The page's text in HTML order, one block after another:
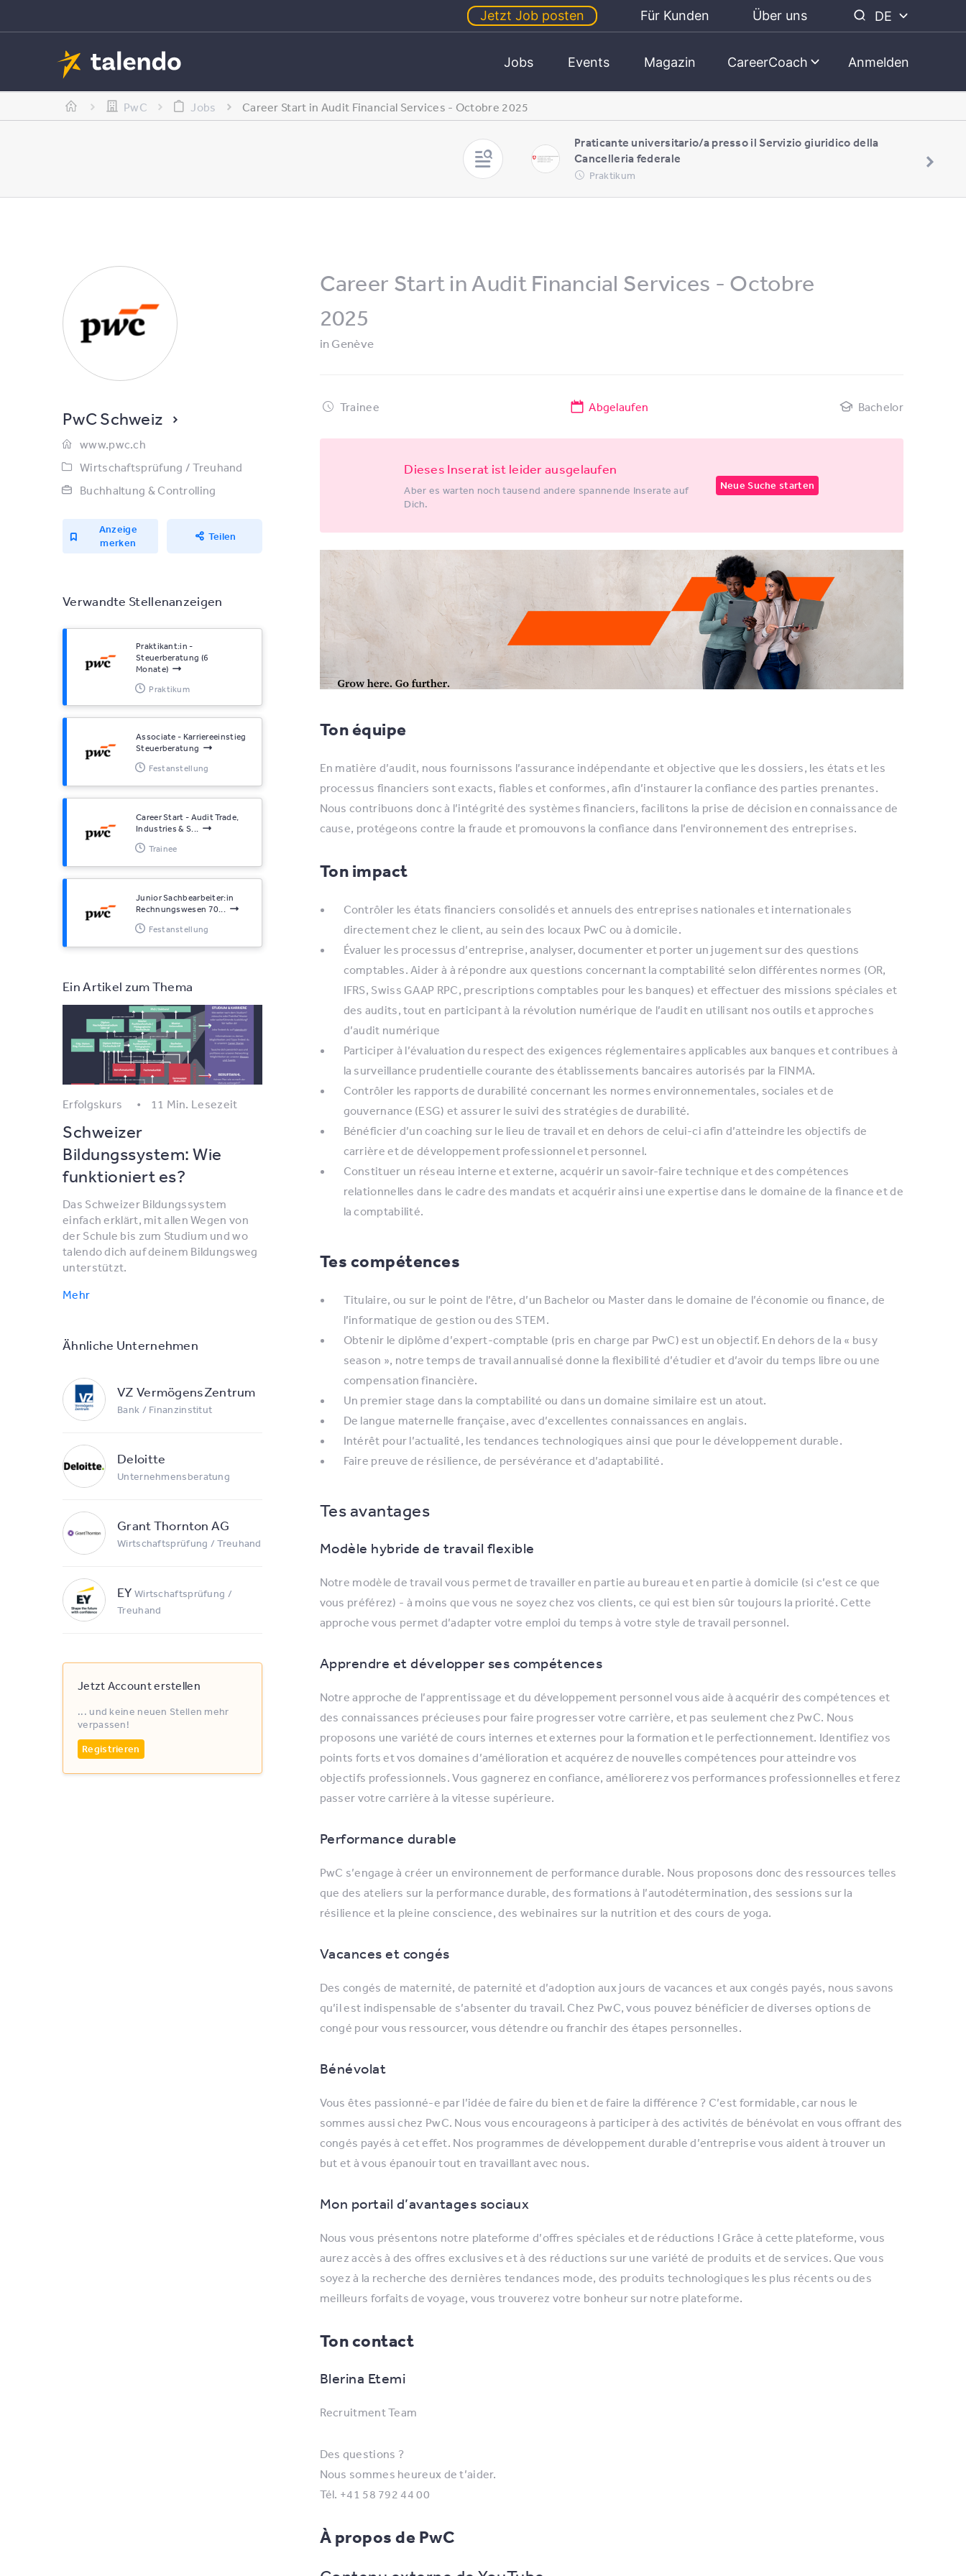
Jetzt Job posten Für Kunden Über uns DE
Jobs Events Magazin CareerCoach Anmelden
PwC Jobs Career Start in Audit Financial Services - Octobre 2025
Praticante universitario/a presso il Servizio giuridico della
Cancelleria federale
Praktikum
PwC Schweiz
www.pwc.ch
Wirtschaftsprüfung / Treuhand
Buchhaltung & Controlling
Anzeige
merken
Teilen
Verwandte Stellenanzeigen
Praktikant:in -
Steuerberatung (6
Monate)
Praktikum
Associate - Karriereeinstieg
Steuerberatung
Festanstellung
Career Start - Audit Trade,
Industries & S...
Trainee
Junior Sachbearbeiter:in
Rechnungswesen 70...
Festanstellung
Ein Artikel zum Thema
Erfolgskurs 11 Min. Lesezeit
Schweizer
Bildungssystem: Wie
funktioniert es?
Das Schweizer Bildungssystem
einfach erklärt, mit allen Wegen von
der Schule bis zum Studium und wo
talendo dich auf deinem Bildungsweg
unterstützt.
Mehr
Ähnliche Unternehmen
VZ VermögensZentrum
Bank / Finanzinstitut
Deloitte
Unternehmensberatung
Grant Thornton AG
Wirtschaftsprüfung / Treuhand
EY Wirtschaftsprüfung /
Treuhand
Jetzt Account erstellen
... und keine neuen Stellen mehr
verpassen!
Registrieren
Career Start in Audit Financial Services - Octobre
2025
inGenève
Trainee Abgelaufen Bachelor
Dieses Inserat ist leider ausgelaufen
Aber es warten noch tausend andere spannende Inserate auf
Dich.
Neue Suche starten
Ton équipe
En matière d’audit, nous fournissons l’assurance indépendante et objective que les dossiers, les états et les
processus financiers sont exacts, fiables et conformes, afin d’instaurer la confiance des parties prenantes.
Nous contribuons donc à l’intégrité des systèmes financiers, facilitons la prise de décision en connaissance de
cause, protégeons contre la fraude et promouvons la confiance dans l’environnement des entreprises.
Ton impact
Contrôler les états financiers consolidés et annuels des entreprises nationales et internationales
directement chez le client, au sein des locaux PwC ou à domicile.
Évaluer les processus d’entreprise, analyser, documenter et porter un jugement sur des questions
comptables. Aider à à répondre aux questions concernant la comptabilité selon différentes normes (OR,
IFRS, Swiss GAAP RPC, prescriptions comptables pour les banques) et effectuer des missions spéciales et
des audits, tout en participant à la révolution numérique de l’audit en utilisant nos outils et approches
d’audit numérique
Participer à l’évaluation du respect des exigences réglementaires applicables aux banques et contribues à
la surveillance prudentielle courante des établissements bancaires autorisés par la FINMA.
Contrôler les rapports de durabilité concernant les normes environnementales, sociales et de
gouvernance (ESG) et assurer le suivi des stratégies de durabilité.
Bénéficier d’un coaching sur le lieu de travail et en dehors de celui-ci afin d’atteindre les objectifs de
carrière et de développement professionnel et personnel.
Constituer un réseau interne et externe, acquérir un savoir-faire technique et des compétences
relationnelles dans le cadre des mandats et acquérir ainsi une expertise dans le domaine de la finance et de
la comptabilité.
Tes compétences
Titulaire, ou sur le point de l’être, d’un Bachelor ou Master dans le domaine de l’économie ou finance, de
l’informatique de gestion ou des STEM.
Obtenir le diplôme d’expert-comptable (pris en charge par PwC) est un objectif. En dehors de la « busy
season », notre temps de travail annualisé donne la flexibilité d’étudier et d’avoir du temps libre ou une
compensation financière.
Un premier stage dans la comptabilité ou dans un domaine similaire est un atout.
De langue maternelle française, avec d’excellentes connaissances en anglais.
Intérêt pour l’actualité, les tendances technologiques ainsi que pour le développement durable.
Faire preuve de résilience, de persévérance et d’adaptabilité.
Tes avantages
Modèle hybride de travail flexible
Notre modèle de travail vous permet de travailler en partie au bureau et en partie à domicile (si c’est ce que
vous préférez) - à moins que vous ne soyez chez vos clients, ce qui est bien sûr toujours la priorité. Cette
approche vous permet d’adapter votre emploi du temps à votre style de travail personnel.
Apprendre et développer ses compétences
Notre approche de l’apprentissage et du développement personnel vous aide à acquérir des compétences et
des connaissances précieuses pour faire progresser votre carrière, et pas seulement chez PwC. Nous
proposons une variété de cours internes et externes pour la formation et le perfectionnement. Identifiez vos
points forts et vos domaines d’amélioration et acquérez de nouvelles compétences pour atteindre vos
objectifs professionnels. Vous gagnerez en confiance, améliorerez vos performances professionnelles et ferez
passer votre carrière à la vitesse supérieure.
Performance durable
PwC s’engage à créer un environnement de performance durable. Nous proposons donc des ressources telles
que des ateliers sur la performance durable, des formations à l’autodétermination, des sessions sur la
résilience et la pleine conscience, des webinaires sur la nutrition et des cours de yoga.
Vacances et congés
Des congés de maternité, de paternité et d’adoption aux jours de vacances et aux congés payés, nous savons
qu’il est indispensable de s’absenter du travail. Chez PwC, vous pouvez bénéficier de diverses options de
congé pour vous ressourcer, vous détendre ou franchir des étapes personnelles.
Bénévolat
Vous êtes passionné-e par l’idée de faire du bien et de faire la différence ? C’est formidable, car nous le
sommes aussi chez PwC. Nous vous encourageons à participer à des activités de bénévolat en vous offrant des
congés payés à cet effet. Nos programmes de développement durable d’entreprise vous aident à trouver un
but et à vous épanouir tout en travaillant avec nous.
Mon portail d’avantages sociaux
Nous vous présentons notre plateforme d’offres spéciales et de réductions ! Grâce à cette plateforme, vous
aurez accès à des offres exclusives et à des réductions sur une variété de produits et de services. Que vous
soyez à la recherche des dernières tendances mode, des produits technologiques les plus récents ou des
meilleurs forfaits de voyage, vous trouverez votre bonheur sur notre plateforme.
Ton contact
Blerina Etemi
Recruitment Team
Des questions ?
Nous sommes heureux de t’aider.
Tél. +41 58 792 44 00
À propos de PwC